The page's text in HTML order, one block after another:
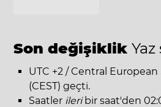
Son değişiklikYaz
UTC +2 / Central
(CEST) geçti.
Saatler ileribir saat'den